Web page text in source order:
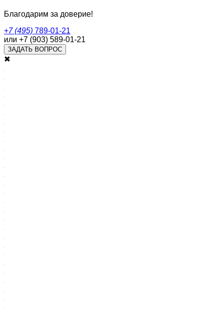
Благодарим за доверие!
+7 (495) 789-01-21
или +7 (903) 589-01-21
ЗАДАТЬ ВОПРОС
✖